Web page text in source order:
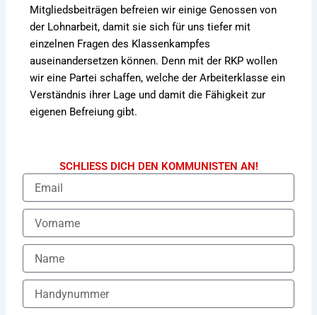
Mitgliedsbeiträgen befreien wir einige Genossen von
der Lohnarbeit, damit sie sich für uns tiefer mit
einzelnen Fragen des Klassenkampfes
auseinandersetzen können. Denn mit der RKP wollen
wir eine Partei schaffen, welche der Arbeiterklasse ein
Verständnis ihrer Lage und damit die Fähigkeit zur
eigenen Befreiung gibt.
SCHLIESS DICH DEN KOMMUNISTEN AN!